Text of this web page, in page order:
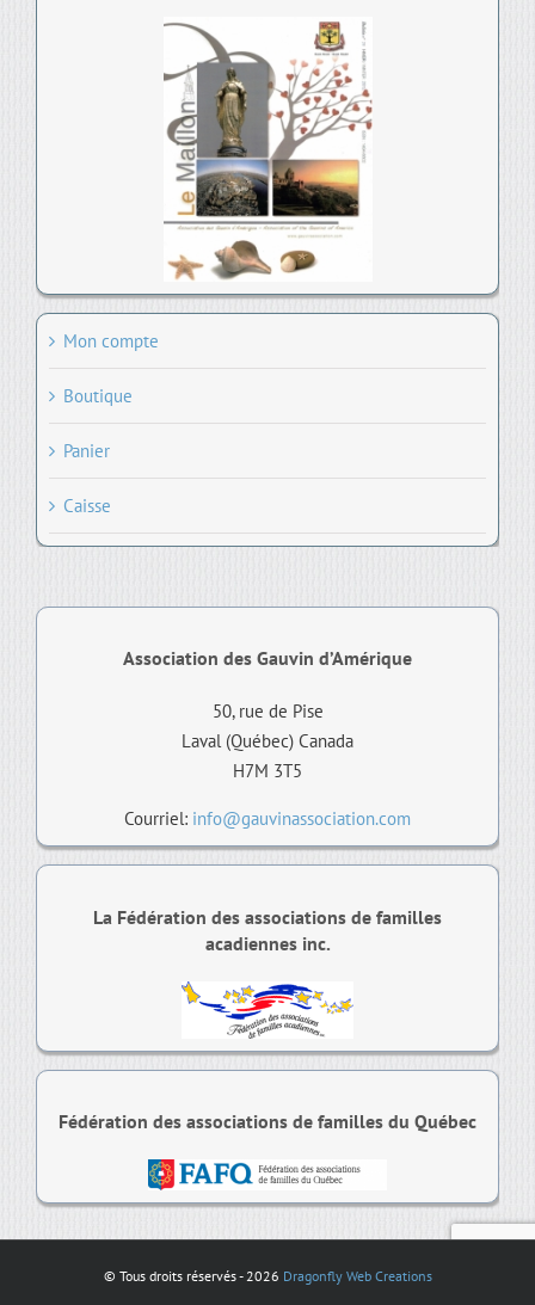
Association des Gauvin d’Amérique
50, rue de Pise
Laval (Québec) Canada
H7M 3T5
Courriel: info@gauvinassociation.com
La Fédération des associations de familles
acadiennes inc.
Fédération des associations de familles du Québec
Mon compte
Boutique
Panier
Caisse
© Tous droits réservés -2026 Dragonfly Web Creations